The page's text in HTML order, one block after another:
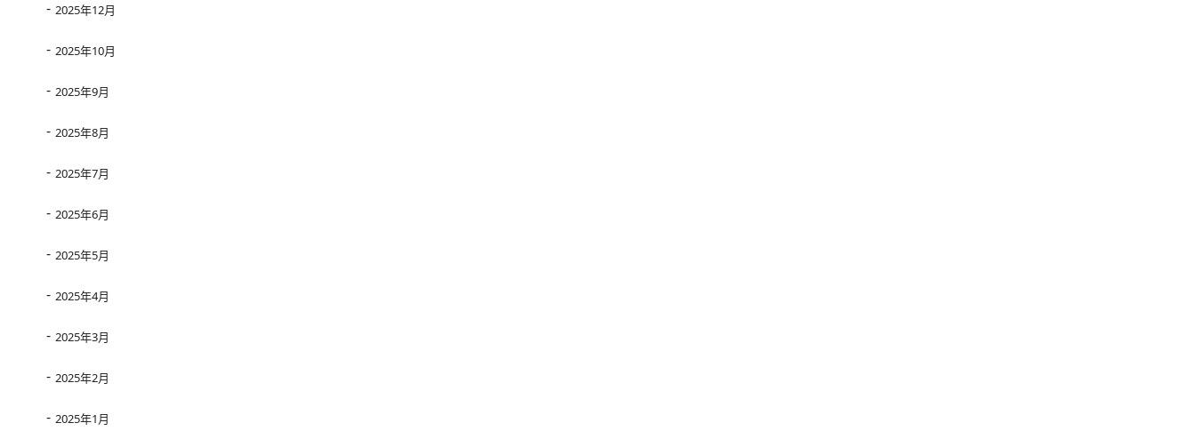
2025年12月
2025年10月
2025年9月
2025年8月
2025年7月
2025年6月
2025年5月
2025年4月
2025年3月
2025年2月
2025年1月